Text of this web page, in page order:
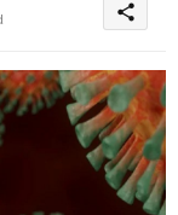
share